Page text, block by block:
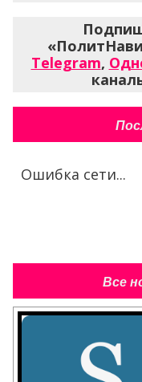
Telegram,
Ошибка сети...
Все